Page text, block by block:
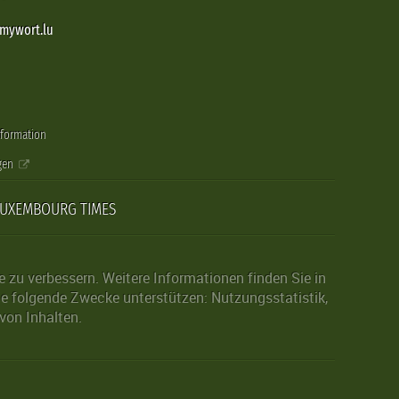
TIMES
verbessern. Weitere Informationen finden Sie in
folgende Zwecke unterstützen: Nutzungsstatistik,
Inhalten.